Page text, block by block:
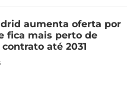
aumenta oferta por
fica mais perto de
até 2031